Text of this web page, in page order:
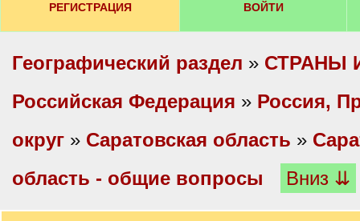
РЕГИСТРАЦИЯ ВОЙТИ
Географический раздел » СТРАНЫ
Российская Федерация » Россия,
округ » Саратовская область »
область - общие вопросы
Вниз ⇊